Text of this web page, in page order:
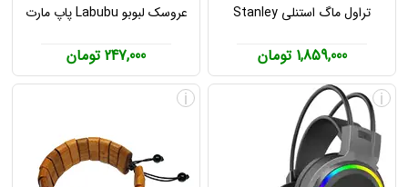
تراول ماگ استنلی Stanley
1,859,000 تومان
عروسک لبوبو Labubu پاپ مارت
247,000 تومان
i
i